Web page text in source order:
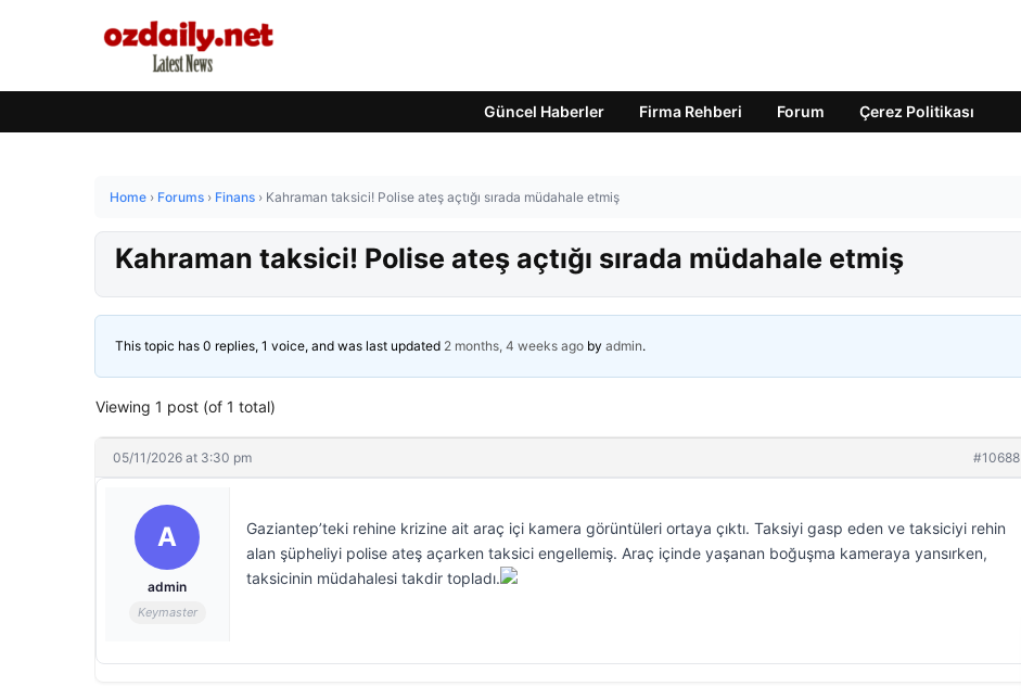
Güncel Haberler Firma Rehberi Forum Çerez Politikası
Home › Forums › Finans › Kahraman taksici! Polise ateş açtığı sırada müdahale etmiş
Kahraman taksici! Polise ateş açtığı sırada müdahale etmiş
This topic has 0 replies, 1 voice, and was last updated 2 months, 4 weeks ago by admin.
Viewing 1 post (of 1 total)
05/11/2026 at 3:30 pm #10688
A
admin
Keymaster
Gaziantep’teki rehine krizine ait araç içi kamera görüntüleri ortaya çıktı. Taksiyi gasp eden ve taksiciyi rehin
alan şüpheliyi polise ateş açarken taksici engellemiş. Araç içinde yaşanan boğuşma kameraya yansırken,
taksicinin müdahalesi takdir topladı.